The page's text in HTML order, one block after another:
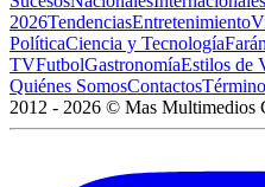
2026TendenciasEntretenimiento
PolíticaCiencia y Tecnología
TVFutbolGastronomíaEstilos de
Quiénes SomosContactos
2012 - 2026 © Mas Multimedios